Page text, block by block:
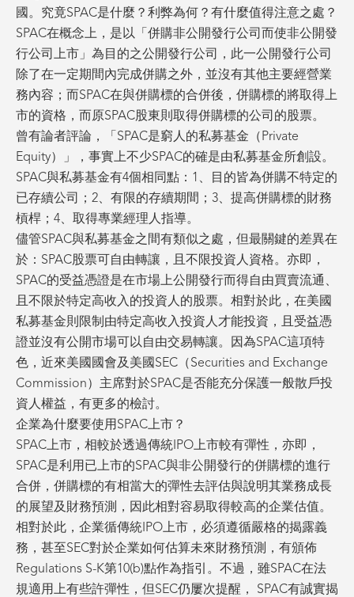
國。究竟SPAC是什麼？利弊為何？有什麼值得注意之處？
SPAC在概念上，是以「併購非公開發行公司而使非公開發
行公司上市」為目的之公開發行公司，此一公開發行公司
除了在一定期間內完成併購之外，並沒有其他主要經營業
務內容；而SPAC在與併購標的合併後，併購標的將取得上
市的資格，而原SPAC股東則取得併購標的公司的股票。
曾有論者評論，「SPAC是窮人的私募基金（Private
Equity）」，事實上不少SPAC的確是由私募基金所創設。
SPAC與私募基金有4個相同點：1、目的皆為併購不特定的
已存續公司；2、有限的存續期間；3、提高併購標的財務
槓桿；4、取得專業經理人指導。
儘管SPAC與私募基金之間有類似之處，但最關鍵的差異在
於：SPAC股票可自由轉讓，且不限投資人資格。亦即，
SPAC的受益憑證是在市場上公開發行而得自由買賣流通、
且不限於特定高收入的投資人的股票。相對於此，在美國
私募基金則限制由特定高收入投資人才能投資，且受益憑
證並沒有公開市場可以自由交易轉讓。因為SPAC這項特
色，近來美國國會及美國SEC（Securities and Exchange
Commission）主席對於SPAC是否能充分保護一般散戶投
資人權益，有更多的檢討。
企業為什麼要使用SPAC上市？
SPAC上市，相較於透過傳統IPO上市較有彈性，亦即，
SPAC是利用已上市的SPAC與非公開發行的併購標的進行
合併，併購標的有相當大的彈性去評估與說明其業務成長
的展望及財務預測，因此相對容易取得較高的企業估值。
相對於此，企業循傳統IPO上市，必須遵循嚴格的揭露義
務，甚至SEC對於企業如何估算未來財務預測，有頒佈
Regulations S-K第10(b)點作為指引。不過，雖SPAC在法
規適用上有些許彈性，但SEC仍屢次提醒， SPAC有誠實揭